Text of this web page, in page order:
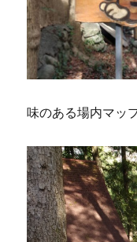
味のある場内マッ